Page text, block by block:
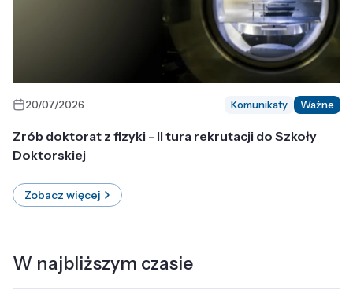
20/07/2026 Komunikaty Ważne
Zrób doktorat z fizyki - II tura rekrutacji do Szkoły
Doktorskiej
Zobacz więcej
W najbliższym czasie